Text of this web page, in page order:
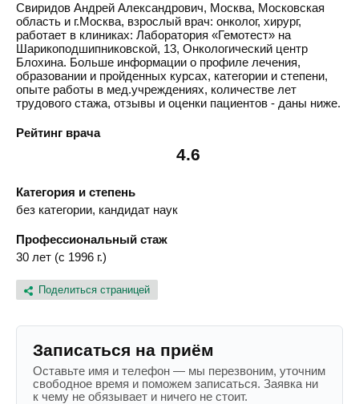
Свиридов Андрей Александрович, Москва, Московская
область и г.Москва, взрослый врач: онколог, хирург,
работает в клиниках: Лаборатория «Гемотест» на
Шарикоподшипниковской, 13, Онкологический центр
Блохина. Больше информации о профиле лечения,
образовании и пройденных курсах, категории и степени,
опыте работы в мед.учреждениях, количестве лет
трудового стажа, отзывы и оценки пациентов - даны ниже.
Рейтинг врача
4.6
Категория и степень
без категории, кандидат наук
Профессиональный стаж
30 лет (с 1996 г.)
Поделиться страницей
Записаться на приём
Оставьте имя и телефон — мы перезвоним, уточним
свободное время и поможем записаться. Заявка ни
к чему не обязывает и ничего не стоит.